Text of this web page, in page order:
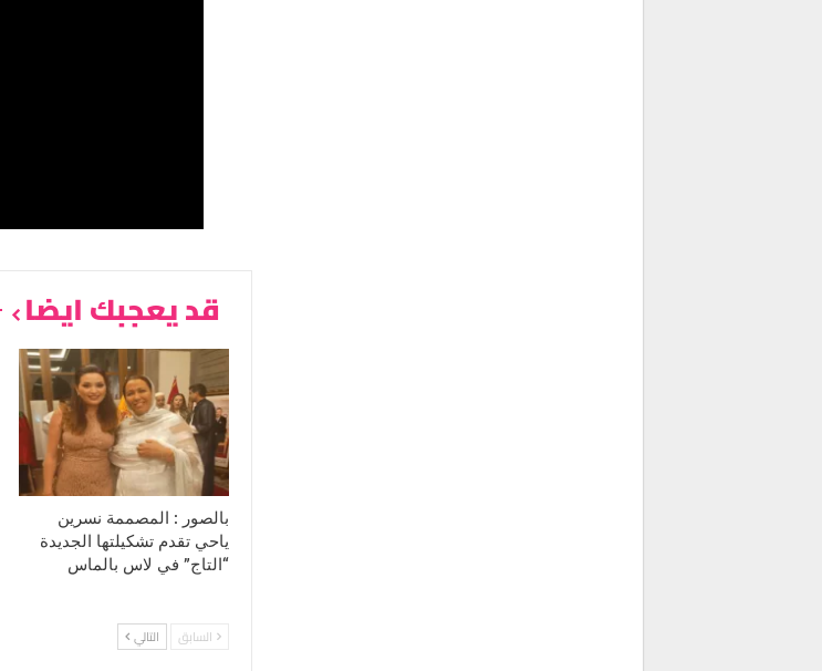
قد يعجبك ايضا
بالصور : المصممة نسرين
ياحي تقدم تشكيلتها الجديدة
“التاج” في لاس بالماس
السابق التالي